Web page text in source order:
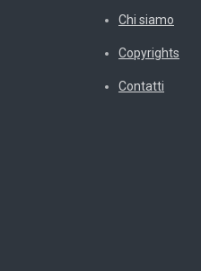
Chi siamo
Copyrights
Contatti